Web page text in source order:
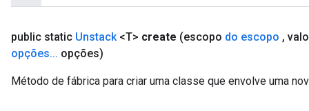
public static Unstack <T> create (escopo do escopo ,
opções... opções)
Método de fábrica para criar uma classe que envolve uma